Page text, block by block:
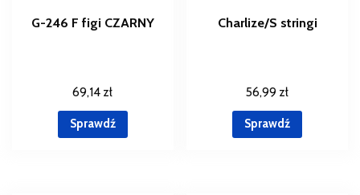
G-246 F figi CZARNY
69,14 zł
Sprawdź
Charlize/S stringi
56,99 zł
Sprawdź